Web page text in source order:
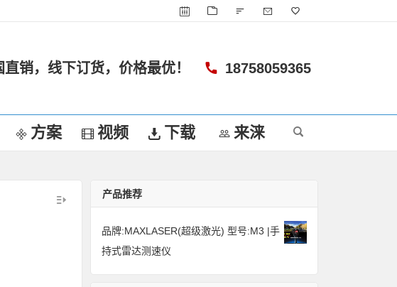
18758059365
直销，线下订货，价格最优！
方案 视频 下载 来涞
产品推荐
品牌:MAXLASER(超级激光) 型号:M3 |手
持式雷达测速仪